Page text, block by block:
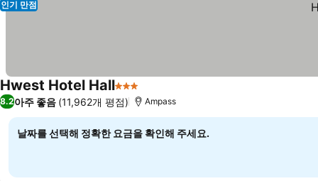
인기 만점
Hwest Hotel Hall3 성급
8.2아주 좋음 (11,962개 평점) Ampass
날짜를 선택해 정확한 요금을 확인해 주세요.